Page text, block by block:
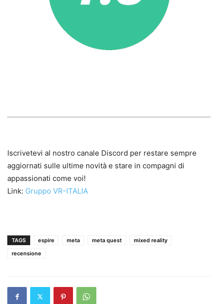
Iscrivetevi al nostro canale Discord per restare sempre
aggiornati sulle ultime novità e stare in compagni di
appassionati come voi!
Link: Gruppo VR-ITALIA
TAGS espire meta meta quest
mixed reality
recensione